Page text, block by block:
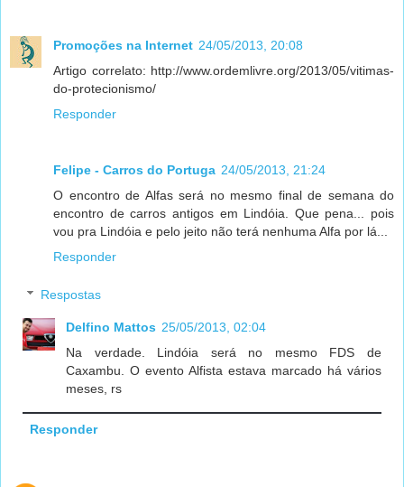
Promoções na Internet 24/05/2013, 20:08
Artigo correlato: http://www.ordemlivre.org/2013/05/vitimas-
do-protecionismo/
Responder
Felipe - Carros do Portuga 24/05/2013, 21:24
O encontro de Alfas será no mesmo final de semana do
encontro de carros antigos em Lindóia. Que pena... pois
vou pra Lindóia e pelo jeito não terá nenhuma Alfa por lá...
Responder
Respostas
Delfino Mattos 25/05/2013, 02:04
Na verdade. Lindóia será no mesmo FDS de
Caxambu. O evento Alfista estava marcado há vários
meses, rs
Responder